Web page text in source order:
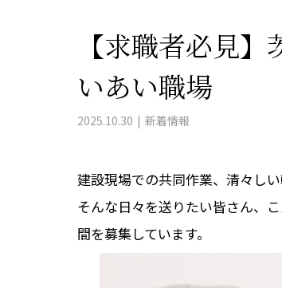
【求職者必見
いあい職場
2025.10.30 新着情報
建設現場での共同作業、清々し
そんな日々を送りたい皆さん、
間を募集しています。